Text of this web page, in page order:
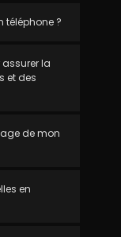
téléphone ?
la
et des
de mon
en